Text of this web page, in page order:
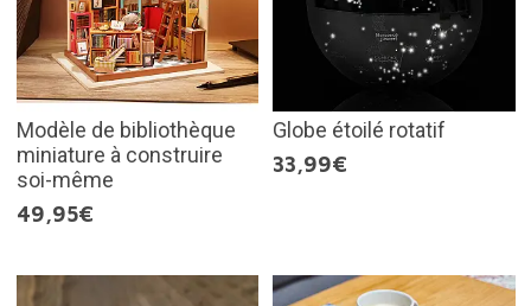
Modèle de bibliothèque
miniature à construire
soi-même
49,95€
Globe étoilé rotatif
33,99€